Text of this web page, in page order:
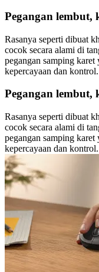
Pegangan lembut,
Rasanya seperti dibuat
cocok secara alami di
pegangan samping
kepercayaan dan
Pegangan
Rasanya seperti dibuat
cocok secara alami di
pegangan samping
kepercayaan dan